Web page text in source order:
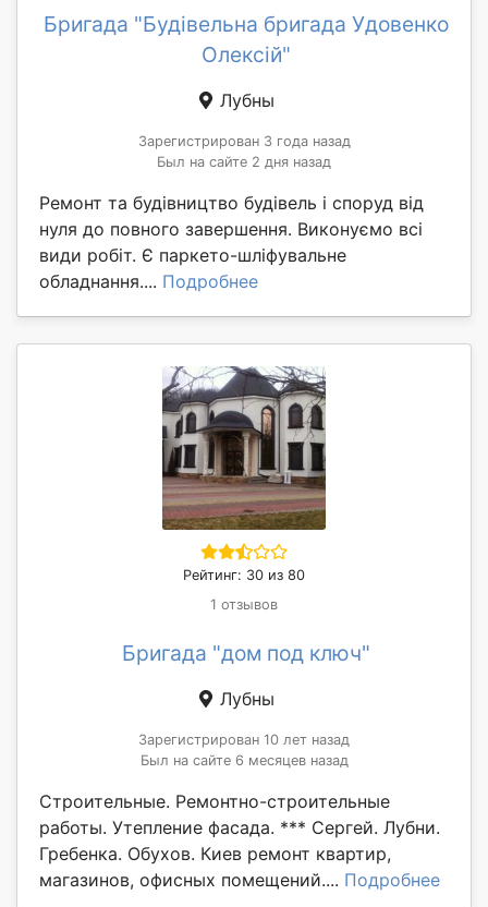
Бригада "Будівельна бригада Удовенко
Олексій"
Лубны
Зарегистрирован 3 года назад
Был на сайте 2 дня назад
Ремонт та будівництво будівель і споруд від
нуля до повного завершення. Виконуємо всі
види робіт. Є паркето-шліфувальне
обладнання.... Подробнее
Рейтинг: 30 из 80
1 отзывов
Бригада "дом под ключ"
Лубны
Зарегистрирован 10 лет назад
Был на сайте 6 месяцев назад
Строительные. Ремонтно-строительные
работы. Утепление фасада. *** Сергей. Лубни.
Гребенка. Обухов. Киев ремонт квартир,
магазинов, офисных помещений.... Подробнее